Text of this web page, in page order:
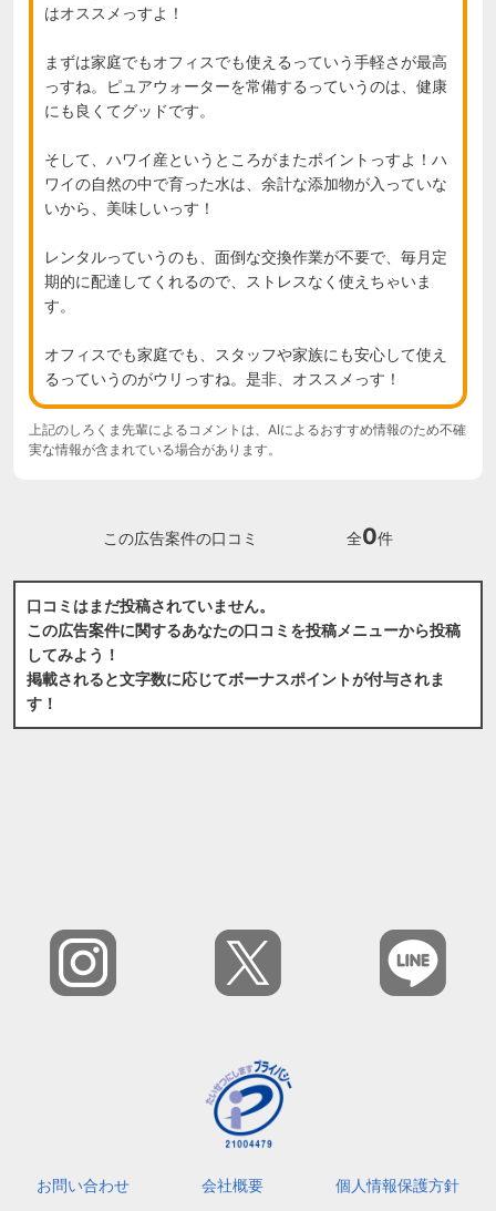
はオススメっすよ！
まずは家庭でもオフィスでも使えるっていう手軽さが最高
っすね。ピュアウォーターを常備するっていうのは、健康
にも良くてグッドです。
そして、ハワイ産というところがまたポイントっすよ！ハ
ワイの自然の中で育った水は、余計な添加物が入っていな
いから、美味しいっす！
レンタルっていうのも、面倒な交換作業が不要で、毎月定
期的に配達してくれるので、ストレスなく使えちゃいま
す。
オフィスでも家庭でも、スタッフや家族にも安心して使え
るっていうのがウリっすね。是非、オススメっす！
上記のしろくま先輩によるコメントは、AIによるおすすめ情報のため不確
実な情報が含まれている場合があります。
この広告案件の口コミ 全0件
口コミはまだ投稿されていません。
この広告案件に関するあなたの口コミを投稿メニューから投稿
してみよう！
掲載されると文字数に応じてボーナスポイントが付与されま
す！
お問い合わせ 会社概要
個人情報保護方針